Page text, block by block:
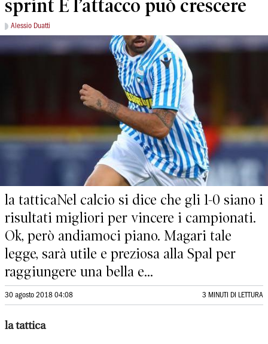
sprint E l’attacco può crescere
Alessio Duatti
la tatticaNel calcio si dice che gli 1-0 siano i
risultati migliori per vincere i campionati.
Ok, però andiamoci piano. Magari tale
legge, sarà utile e preziosa alla Spal per
raggiungere una bella e...
30 agosto 2018 04:08 3 MINUTI DI LETTURA
la tattica